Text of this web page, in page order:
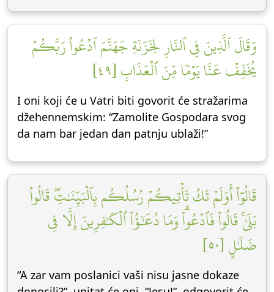
وَقَالَ ٱلَّذِينَ فِي ٱلنَّارِ لِخَزَنَةِ جَهَنَّمَ ٱدۡعُواْ رَبَّكُمۡ
يُخَفِّفۡ عَنَّا يَوۡمٗا مِّنَ ٱلۡعَذَابِ [٤٩]
I oni koji će u Vatri biti govorit će stražarima
džehennemskim: “Zamolite Gospodara svog
da nam bar jedan dan patnju ublaži!”
قَالُوٓاْ أَوَلَمۡ تَكُ تَأۡتِيكُمۡ رُسُلُكُم بِٱلۡبَيِّنَٰتِۖ قَالُواْ
بَلَىٰۚ قَالُواْ فَٱدۡعُواْۗ وَمَا دُعَٰٓؤُاْ ٱلۡكَٰفِرِينَ إِلَّا فِي
ضَلَٰلٍ [٥٠]
“A zar vam poslanici vaši nisu jasne dokaze